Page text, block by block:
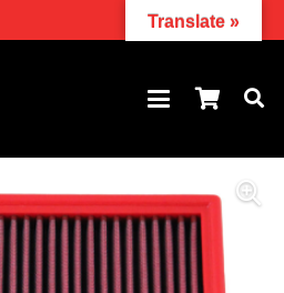
Translate »